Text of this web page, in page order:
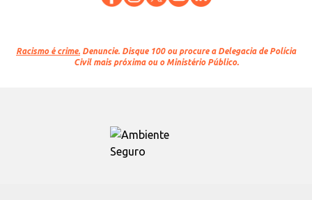
Racismo é crime. Denuncie. Disque 100 ou procure a Delegacia de Polícia
Civil mais próxima ou o Ministério Público.